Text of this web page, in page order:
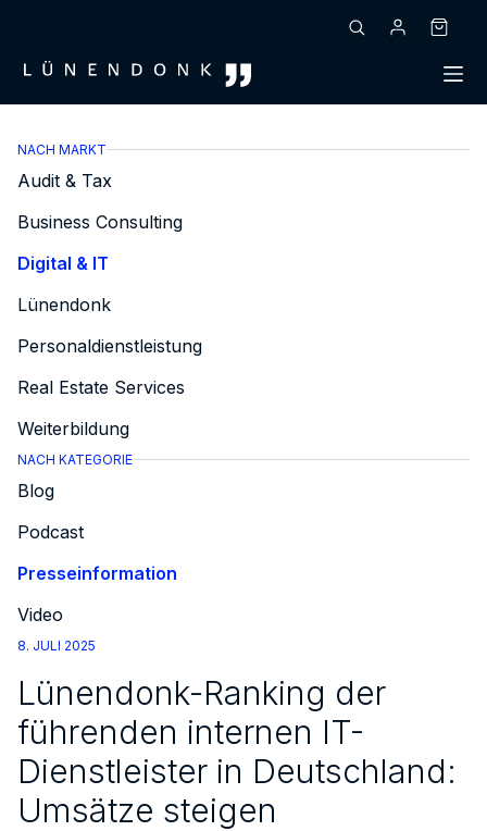
NACH MARKT
Audit & Tax
Business Consulting
Digital & IT
Lünendonk
Personaldienstleistung
Real Estate Services
Weiterbildung
NACH KATEGORIE
Blog
Podcast
Presseinformation
Video
8. JULI 2025
Lünendonk-Ranking der
führenden internen IT-
Dienstleister in Deutschland:
Umsätze steigen